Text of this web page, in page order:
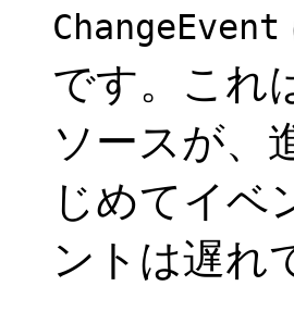
ChangeEvent
です。これ
ソースが、
じめてイベ
ントは遅れ